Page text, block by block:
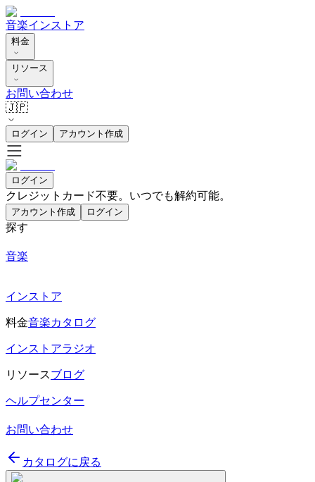
音楽インストア
料金
リソース
お問い合わせ
🇯🇵
ログイン アカウント作成
ログイン
クレジットカード不要。いつでも解約可能。
アカウント作成 ログイン
探す
音楽
インストア
料金音楽カタログ
インストアラジオ
リソースブログ
ヘルプセンター
お問い合わせ
カタログに戻る